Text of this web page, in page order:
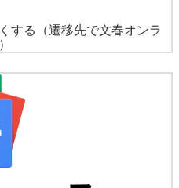
する
（遷移先で文春オンラ